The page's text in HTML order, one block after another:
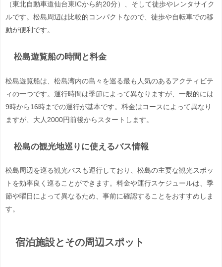
（東北自動車道仙台東ICから約20分）、そして徒歩やレンタサイク
ルです。松島周辺は比較的コンパクトなので、徒歩や自転車での移
動が便利です。
松島遊覧船の時間と料金
松島遊覧船は、松島湾内の島々を巡る最も人気のあるアクティビテ
ィの一つです。運行時間は季節によって異なりますが、一般的には
9時から16時までの運行が基本です。料金はコースによって異なり
ますが、大人2000円前後からスタートします。
松島の観光地巡りに使えるバス情報
松島周辺を巡る観光バスも運行しており、松島の主要な観光スポッ
トを効率良く巡ることができます。料金や運行スケジュールは、季
節や曜日によって異なるため、事前に確認することをおすすめしま
す。
宿泊施設とその周辺スポット